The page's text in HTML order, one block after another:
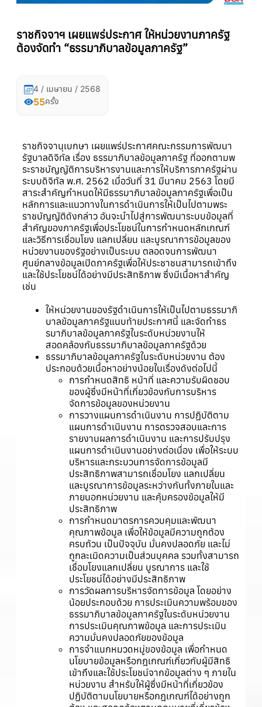
ราชกิจจาฯ เผยแพร่ประกาศ ให้หน่วยงานภาครัฐ
ต้องจัดทำ “ธรรมาภิบาลข้อมูลภาครัฐ”
4 / เมษายน / 2568
55ครั้ง
ราชกิจจานุเบกษา เผยแพร่ประกาศคณะกรรมการพัฒนา
รัฐบาลดิจิทัล เรื่อง ธรรมาภิบาลข้อมูลภาครัฐ ที่ออกตามพ
ระราชบัญญัติการบริหารงานและการให้บริการภาครัฐผ่าน
ระบบดิจิทัล พ.ศ. 2562 เมื่อวันที่ 31 มีนาคม 2563 โดยมี
สาระสำคัญกำหนดให้มีธรรมาภิบาลข้อมูลภาครัฐเพื่อเป็น
หลักการและแนวทางในการดำเนินการให้เป็นไปตามพระ
ราชบัญญัติดังกล่าว อันจะนำไปสู่การพัฒนาระบบข้อมูลที่
สำคัญของภาครัฐเพื่อประโยชน์ในการกำหนดหลักเกณฑ์
และวิธีการเชื่อมโยง แลกเปลี่ยน และบูรณาการข้อมูลของ
หน่วยงานของรัฐอย่างเป็นระบบ ตลอดจนการพัฒนา
ศูนย์กลางข้อมูลเปิดภาครัฐเพื่อให้ประชาชนสามารถเข้าถึง
และใช้ประโยชน์ได้อย่างมีประสิทธิภาพ ซึ่งมีเนื้อหาสำคัญ
เช่น
ให้หน่วยงานของรัฐดำเนินการให้เป็นไปตามธรรมาภิ
บาลข้อมูลภาครัฐแนบท้ายประกาศนี้ และจัดทำธร
รมาภิบาลข้อมูลภาครัฐในระดับหน่วยงานให้
สอดคล้องกับธรรมาภิบาลข้อมูลภาครัฐด้วย
ธรรมาภิบาลข้อมูลภาครัฐในระดับหน่วยงาน ต้อง
ประกอบด้วยเนื้อหาอย่างน้อยในเรื่องดังต่อไปนี้
การกำหนดสิทธิ หน้าที่ และความรับผิดชอบ
ของผู้ซึ่งมีหน้าที่เกี่ยวข้องกับการบริหาร
จัดการข้อมูลของหน่วยงาน
การวางแผนการดำเนินงาน การปฏิบัติตาม
แผนการดำเนินงาน การตรวจสอบและการ
รายงานผลการดำเนินงาน และการปรับปรุง
แผนการดำเนินงานอย่างต่อเนื่อง เพื่อให้ระบบ
บริหารและกระบวนการจัดการข้อมูลมี
ประสิทธิภาพสามารถเชื่อมโยง แลกเปลี่ยน
และบูรณาการข้อมูลระหว่างกันทั้งภายในและ
ภายนอกหน่วยงาน และคุ้มครองข้อมูลให้มี
ประสิทธิภาพ
การกำหนดมาตรการควบคุมและพัฒนา
คุณภาพข้อมูล เพื่อให้ข้อมูลมีความถูกต้อง
ครบถ้วน เป็นปัจจุบัน มั่นคงปลอดภัย และไม่
ถูกละเมิดความเป็นส่วนบุคคล รวมทั้งสามารถ
เชื่อมโยงแลกเปลี่ยน บูรณาการ และใช้
ประโยชน์ได้อย่างมีประสิทธิภาพ
การวัดผลการบริหารจัดการข้อมูล โดยอย่าง
น้อยประกอบด้วย การประเมินความพร้อมของ
ธรรมาภิบาลข้อมูลภาครัฐในระดับหน่วยงาน
การประเมินคุณภาพข้อมูล และการประเมิน
ความมั่นคงปลอดภัยของข้อมูล
การจำแนกหมวดหมู่ของข้อมูล เพื่อกำหนด
นโยบายข้อมูลหรือกฎเกณฑ์เกี่ยวกับผู้มีสิทธิ
เข้าถึงและใช้ประโยชน์จากข้อมูลต่าง ๆ ภายใน
หน่วยงาน สำหรับให้ผู้ซึ่งมีหน้าที่เกี่ยวข้อง
ปฏิบัติตามนโยบายหรือกฎเกณฑ์ได้อย่างถูก